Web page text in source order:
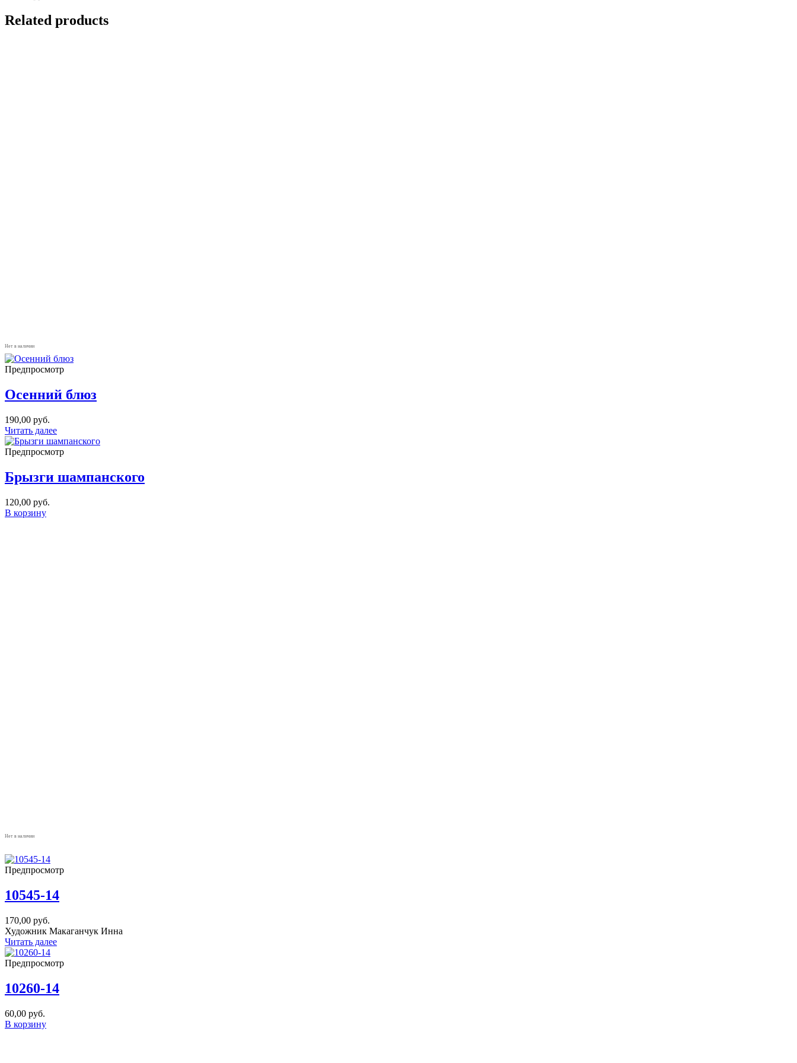
Related products
Нет в наличии
Предпросмотр
Осенний блюз
190,00 руб.
Читать далее
Предпросмотр
Брызги шампанского
120,00 руб.
В корзину
Нет в наличии
Предпросмотр
10545-14
170,00 руб.
Художник Макаганчук Инна
Читать далее
Предпросмотр
10260-14
60,00 руб.
В корзину